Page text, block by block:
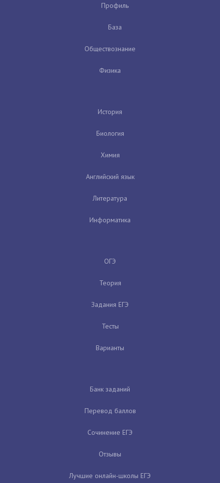
Профиль
База
Обществознание
Физика
История
Биология
Химия
Английский язык
Литература
Информатика
ОГЭ
Теория
Задания ЕГЭ
Тесты
Варианты
Банк заданий
Перевод баллов
Сочинение ЕГЭ
Отзывы
Лучшие онлайн-школы ЕГЭ